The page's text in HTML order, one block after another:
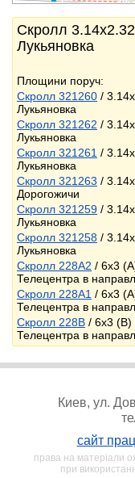
Скролл
Лукьяновка
Площини поруч:
Скролл 321260 /
Лукьяновка
Скролл 321262 /
Лукьяновка
Скролл 321261 /
Лукьяновка
Скролл 321263 /
Дорогожичи
Скролл 321259 /
Лукьяновка
Скролл 321258 /
Лукьяновка
Скролл 228A2 / 6x3
Телецентра в
Скролл 228А1 / 6x3
Телецентра в
Скролл 228B / 6x3 (B)
Телецентра в
Киев, ул.
сайт
права на матеріали
при